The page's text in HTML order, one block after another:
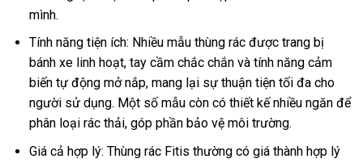
mình.
Tính năng tiện ích: Nhiều mẫu thùng rác được trang bị
bánh xe linh hoạt, tay cầm chắc chắn và tính năng cảm
biến tự động mở nắp, mang lại sự thuận tiện tối đa cho
người sử dụng. Một số mẫu còn có thiết kế nhiều ngăn để
phân loại rác thải, góp phần bảo vệ môi trường.
Giá cả hợp lý: Thùng rác Fitis thường có giá thành hợp lý